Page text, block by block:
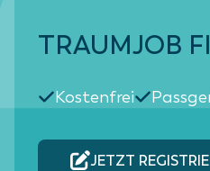
TRAUMJOB
Kostenfrei
JETZT